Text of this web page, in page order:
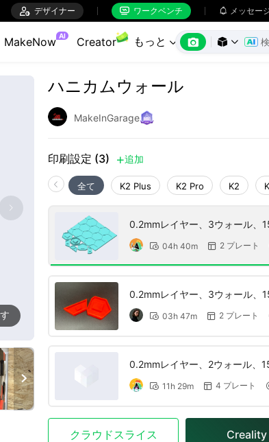
 デザイナー  ワークベンチ  メッセー
MakeNow AI Creator もっと    

ハニカムウォール
MakeInGarage
印刷設定 (3) 追加
全て K2 Plus K2 Pro K2
0.2mmレイヤー、3ウォール、
 04h 40m  2 プレート
0.2mmレイヤー、3ウォール、
 03h 47m  2 プレート
0.2mmレイヤー、2ウォール、
 11h 29m  4 プレート
クラウドスライス Creality